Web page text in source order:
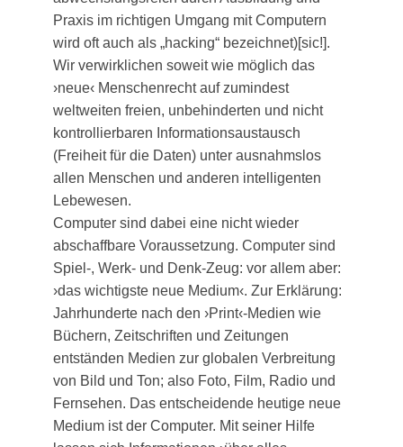
Praxis im richtigen Umgang mit Computern
wird oft auch als „hacking“ bezeichnet)[sic!].
Wir verwirklichen soweit wie möglich das
›neue‹ Menschenrecht auf zumindest
weltweiten freien, unbehinderten und nicht
kontrollierbaren Informationsaustausch
(Freiheit für die Daten) unter ausnahmslos
allen Menschen und anderen intelligenten
Lebewesen.
Computer sind dabei eine nicht wieder
abschaffbare Voraussetzung. Computer sind
Spiel-, Werk- und Denk-Zeug: vor allem aber:
›das wichtigste neue Medium‹. Zur Erklärung:
Jahrhunderte nach den ›Print‹-Medien wie
Büchern, Zeitschriften und Zeitungen
entständen Medien zur globalen Verbreitung
von Bild und Ton; also Foto, Film, Radio und
Fernsehen. Das entscheidende heutige neue
Medium ist der Computer. Mit seiner Hilfe